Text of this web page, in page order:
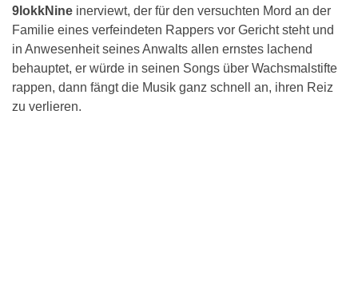
9lokkNine inerviewt, der für den versuchten Mord an der
Familie eines verfeindeten Rappers vor Gericht steht und
in Anwesenheit seines Anwalts allen ernstes lachend
behauptet, er würde in seinen Songs über Wachsmalstifte
rappen, dann fängt die Musik ganz schnell an, ihren Reiz
zu verlieren.